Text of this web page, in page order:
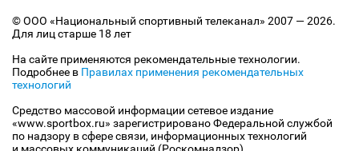
© ООО «Национальный спортивный телеканал» 2007 — 2026.
Для лиц старше 18 лет
На сайте применяются рекомендательные технологии.
Подробнее в Правилах применения рекомендательных
технологий
Средство массовой информации сетевое издание
«www.sportbox.ru» зарегистрировано Федеральной службой
по надзору в сфере связи, информационных технологий
и массовых коммуникаций (Роскомнадзор).